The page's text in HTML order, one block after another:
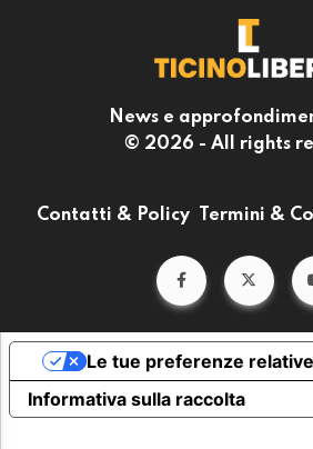
News e
© 2026 - All rights
Contatti & Policy Termini &
Informativa sulla raccolta
Le tue preferenze